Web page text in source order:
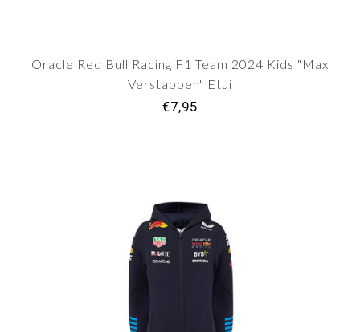
Oracle Red Bull Racing F1 Team 2024 Kids "Max
Verstappen" Etui
€7,95